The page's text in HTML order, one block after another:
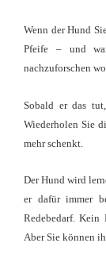
Wenn der Hund
Pfeife – und
nachzuforschen
Sobald er das
Wiederholen Sie
mehr schenkt.
Der Hund wird
er dafür immer
Redebedarf.
Aber Sie können